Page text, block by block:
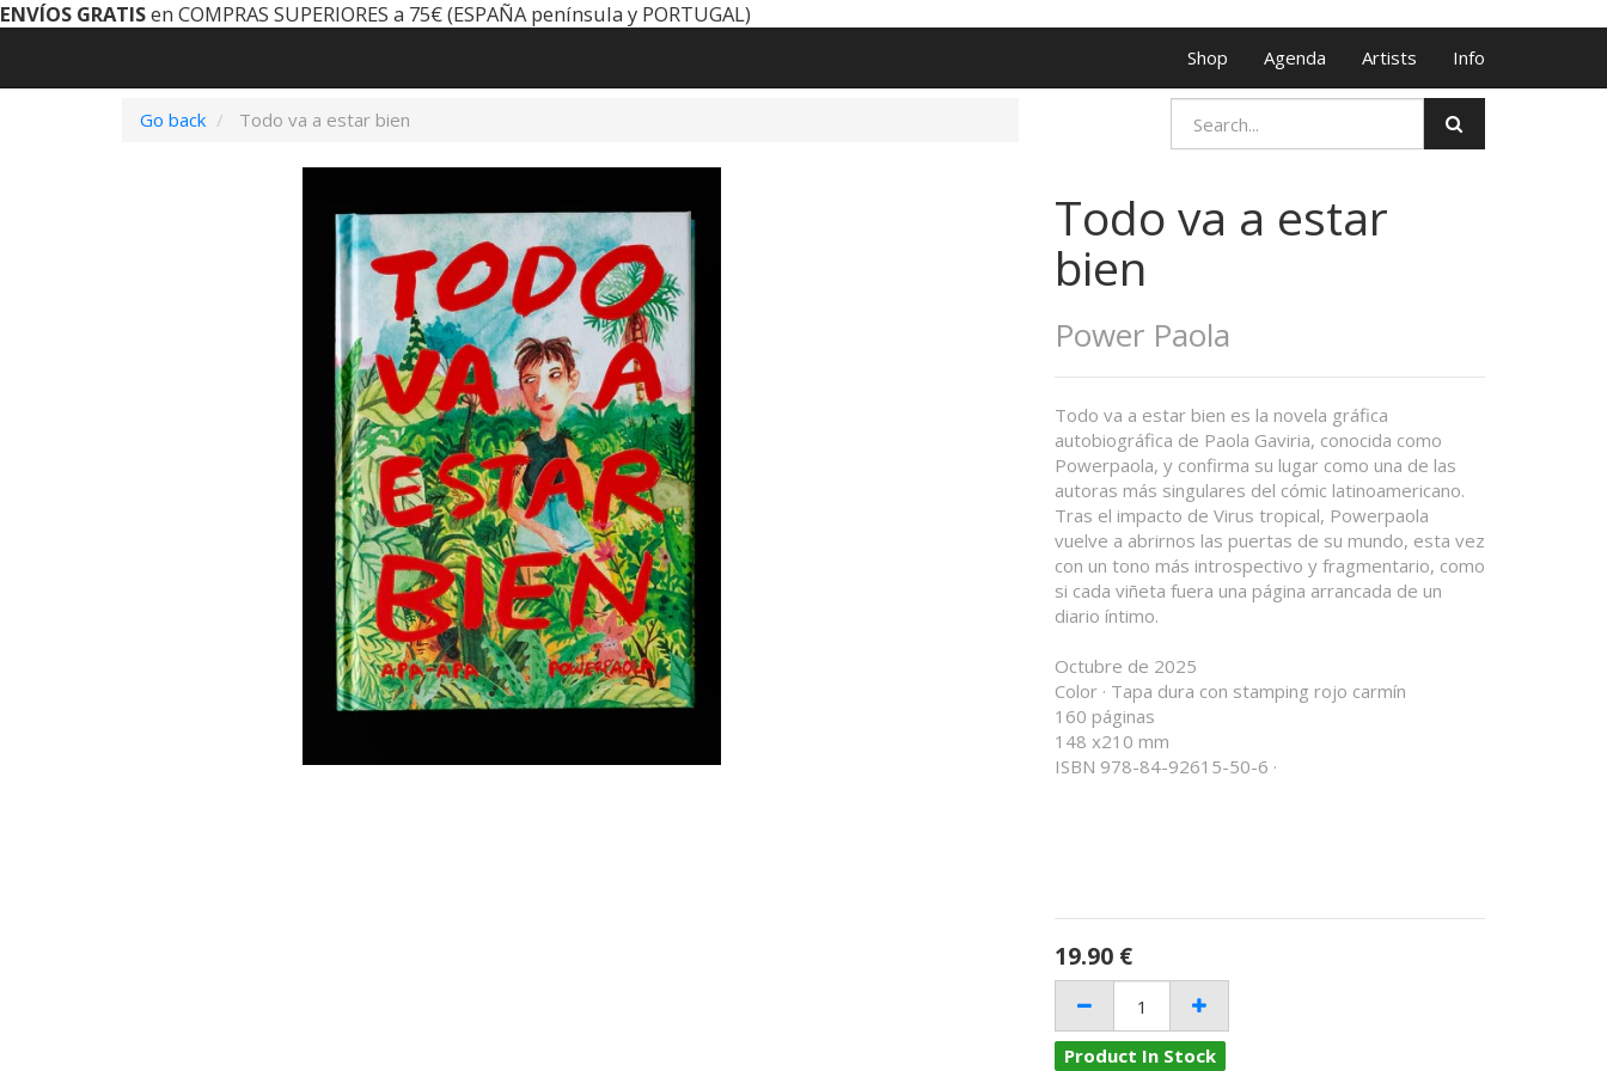
ENVÍOS GRATISen COMPRAS SUPERIORES a 75€ (ESPAÑA península y PORTUGAL)
Shop Agenda Artists Info
Go back Todo va a estar bien
Todo va a estar
bien
Power Paola
Todo va a estar bien es la novela gráfica
autobiográfica de Paola Gaviria, conocida como
Powerpaola, y confirma su lugar como una de las
autoras más singulares del cómic latinoamericano.
Tras el impacto de Virus tropical, Powerpaola
vuelve a abrirnos las puertas de su mundo, esta vez
con un tono más introspectivo y fragmentario, como
si cada viñeta fuera una página arrancada de un
diario íntimo.
Octubre de 2025
Color · Tapa dura con stamping rojo carmín
160 páginas
148 x210 mm
ISBN 978-84-92615-50-6 ·
19.90 €
Product In Stock